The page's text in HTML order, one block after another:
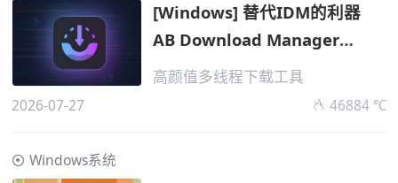
[Windows] 替代IDM的利器
AB Download Manager
v1.10.1 便携版
高颜值多线程下载工具
2026-07-27 46884 ℃
Windows系统